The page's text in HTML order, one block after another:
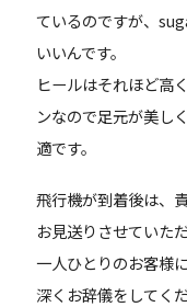
ているのですが、
いいんです。
ヒールはそれほど高
ンなので足元が美し
適です。
飛行機が到着後は、
お見送りさせていた
一人ひとりのお客様
深くお辞儀をしてく